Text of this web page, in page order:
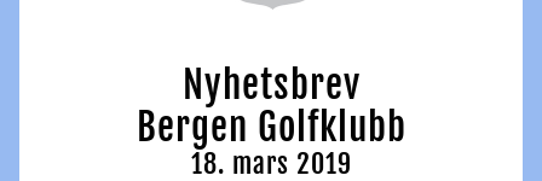
Nyhetsbrev
Bergen Golfklubb
18. mars 2019